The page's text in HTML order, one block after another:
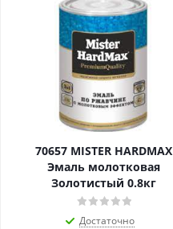
70657 MISTER HARDMAX
Эмаль молотковая
Золотистый 0.8кг
Достаточно